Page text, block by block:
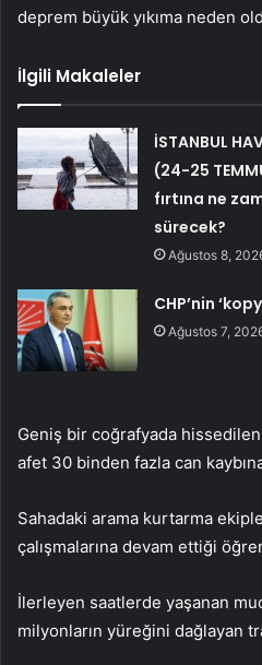
deprem büyük yıkıma neden
İlgili Makaleler
İSTANBUL
(24-25
fırtına ne
sürecek?
Ağustos 8,
CHP’nin
Ağustos 7,
Geniş bir coğrafyada
afet 30 binden fazla can
Sahadaki arama kurtarma
çalışmalarına devam ettiği
İlerleyen saatlerde yaşanan
milyonların yüreğini dağlayan